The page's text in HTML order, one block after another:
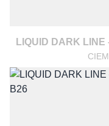
LIQUID DARK